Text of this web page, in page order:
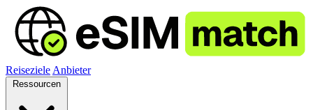
Reiseziele Anbieter